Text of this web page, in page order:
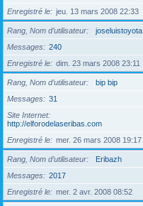
Enregistré le
jeu. 13 mars 2008 22:33
Rang, Nom d’utilisateur
joseluistoyota
Messages
240
Enregistré le
dim. 23 mars 2008 23:11
Rang, Nom d’utilisateur
bip bip
Messages
31
Site Internet
http://elforodelaseribas.com
Enregistré le
mer. 26 mars 2008 19:17
Rang, Nom d’utilisateur
Eribazh
Messages
2017
Enregistré le
mer. 2 avr. 2008 08:52